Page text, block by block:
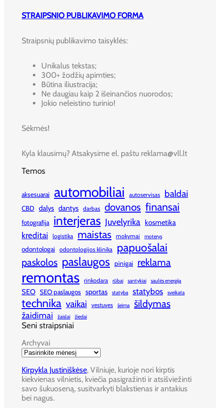
STRAIPSNIO PUBLIKAVIMO FORMA
Straipsnių publikavimo taisyklės:
Unikalus tekstas;
300+ žodžių apimties;
Būtina iliustracija;
Ne daugiau kaip 2 išeinančios nuorodos;
Jokio neleistino turinio!
Sėkmės!
Kyla klausimų? Atsakysime el. paštu reklama@vll.lt
Temos
aksesuarai automobiliai autoservisas baldai
CBD dalys dantys darbas dovanos finansai
fotografija interjeras Juvelyrika kosmetika
kreditai logistika maistas mokymai moterys
odontologai odontologijos klinika papuošalai
paskolos paslaugos pinigai reklama
remontas rinkodara rūbai santykiai saulės energija
SEO SEO paslaugos sportas statyba statybos sveikata
technika vaikai vestuves šeima šildymas
žaidimai žaislai žiedai
Seni straipsniai
Archyvai
Kirpykla Justiniškėse, Vilniuje, kurioje nori kirptis
kiekvienas vilnietis, kviečia pasigražinti ir atsišviežinti
savo šukuoseną, susitvarkyti blakstienas ir antakius
bei nagus.